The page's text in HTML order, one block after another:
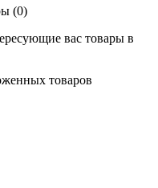
(0)
вас товары в
товаров